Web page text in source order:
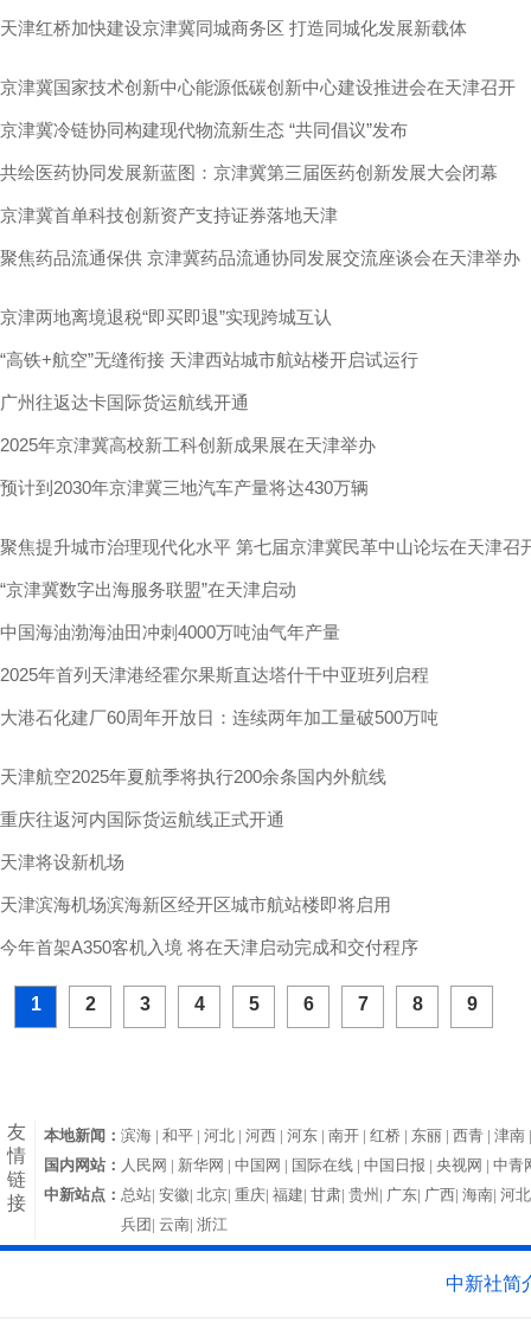
天津红桥加快建设京津冀同城商务区 打造同城化发展新载体
京津冀国家技术创新中心能源低碳创新中心建设推进会在天津召开
京津冀冷链协同构建现代物流新生态 “共同倡议”发布
共绘医药协同发展新蓝图：京津冀第三届医药创新发展大会闭幕
京津冀首单科技创新资产支持证券落地天津
聚焦药品流通保供 京津冀药品流通协同发展交流座谈会在天津举办
京津两地离境退税“即买即退”实现跨城互认
“高铁+航空”无缝衔接 天津西站城市航站楼开启试运行
广州往返达卡国际货运航线开通
2025年京津冀高校新工科创新成果展在天津举办
预计到2030年京津冀三地汽车产量将达430万辆
聚焦提升城市治理现代化水平 第七届京津冀民革中山论坛在天津召
“京津冀数字出海服务联盟”在天津启动
中国海油渤海油田冲刺4000万吨油气年产量
2025年首列天津港经霍尔果斯直达塔什干中亚班列启程
大港石化建厂60周年开放日：连续两年加工量破500万吨
天津航空2025年夏航季将执行200余条国内外航线
重庆往返河内国际货运航线正式开通
天津将设新机场
天津滨海机场滨海新区经开区城市航站楼即将启用
今年首架A350客机入境 将在天津启动完成和交付程序
1 2 3 4 5 6 7 8 9
友
情
链
接
本地新闻： 滨海 |和平 |河北 |河西 |河东 |南开 |红桥 | 东丽 |西青 |津南
国内网站： 人民网 | 新华网 |中国网 | 国际在线 |中国日报 |央视网 |中青
中新站点： 总站|安徽|北京|重庆|福建|甘肃|贵州| 广东| 广西|海南|河
兵团|云南|浙江
中新社简